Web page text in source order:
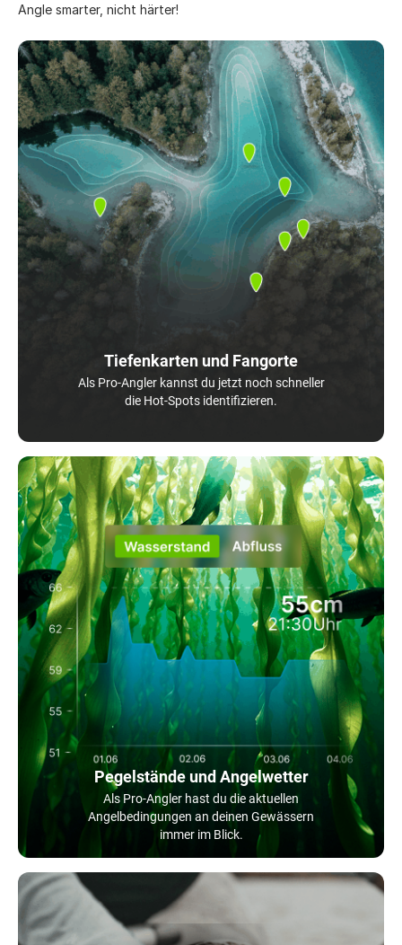
Angle smarter, nicht härter!
Tiefenkarten und Fangorte
Als Pro-Angler kannst du jetzt noch schneller
die Hot-Spots identifizieren.
Pegelstände und Angelwetter
Als Pro-Angler hast du die aktuellen
Angelbedingungen an deinen Gewässern
immer im Blick.